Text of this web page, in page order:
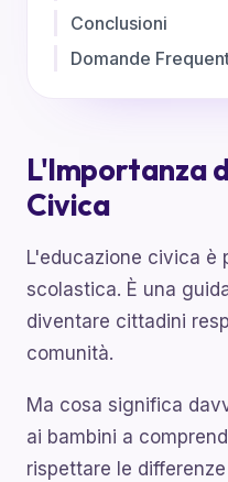
Conclusioni
Domande
L'Importanza
Civica
L'educazione civica è
scolastica. È una
diventare cittadini
comunità.
Ma cosa significa
ai bambini a
rispettare le